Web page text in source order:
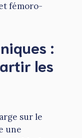
fémoro-
:
les
sur le
une